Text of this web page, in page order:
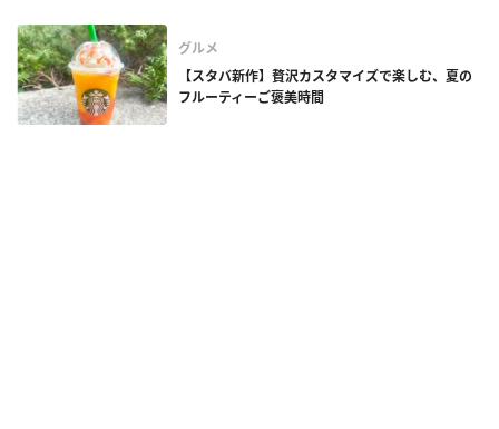
グルメ
【スタバ新作】贅沢カスタマイズで楽しむ、夏の
フルーティーご褒美時間